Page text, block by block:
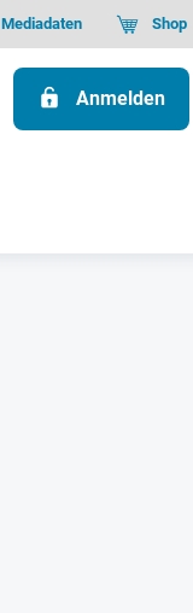
Mediadaten Shop
Anmelden